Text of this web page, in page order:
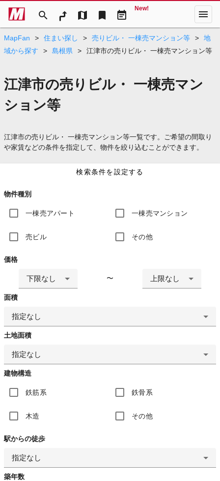
search map bookmark event_note
New! menu
MapFan > 住まい探し > 売りビル・ 一棟売マンション等 >
地
域から探す
> 島根県 > 江津市の売りビル・ 一棟売マンション等
江津市の売りビル・ 一棟売マン
ション等
江津市の売りビル・ 一棟売マンション等一覧です。ご希望の間取り
や家賃などの条件を指定して、物件を絞り込むことができます。
検索条件を設定する
物件種別
一棟売アパート 一棟売マンション
売ビル その他
価格
下限なし 〜 上限なし
面積
指定なし
土地面積
指定なし
建物構造
鉄筋系 鉄骨系
木造 その他
駅からの徒歩
指定なし
築年数